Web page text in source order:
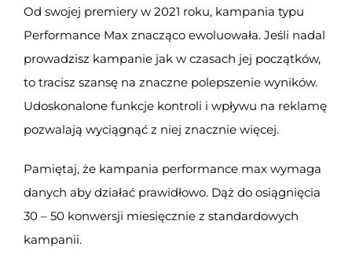
Od swojej premiery w 2021 roku, kampania typu
Performance Max znacząco ewoluowała. Jeśli nadal
prowadzisz kampanie jak w czasach jej początków,
to tracisz szansę na znaczne polepszenie wyników.
Udoskonalone funkcje kontroli i wpływu na reklamę
pozwalają wyciągnąć z niej znacznie więcej.
Pamiętaj, że kampania performance max wymaga
danych aby działać prawidłowo. Dąż do osiągnięcia
30 – 50 konwersji miesięcznie z standardowych
kampanii.